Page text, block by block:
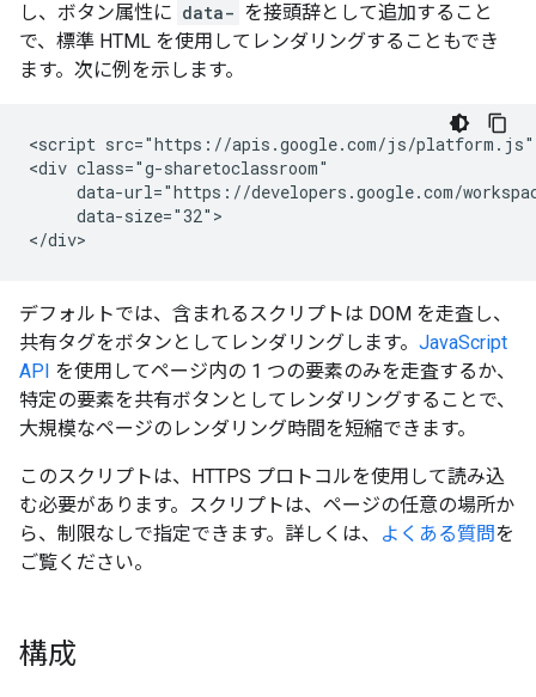
し、ボタン属性に data- を接頭辞として追加すること
で、標準 HTML を使用してレンダリングすることもでき
ます。次に例を示します。
<script src="https://apis.google.com/js/platform.js"
<div class="g-sharetoclassroom"
data-url="https://developers.google.com/
     data-size="32">
デフォルトでは、含まれるスクリプトは DOM を走査し、
共有タグをボタンとしてレンダリングします。 JavaScript
API を使用してページ内の 1 つの要素のみを走査するか、
特定の要素を共有ボタンとしてレンダリングすることで、
大規模なページのレンダリング時間を短縮できます。
このスクリプトは、HTTPS プロトコルを使用して読み込
む必要があります。スクリプトは、ページの任意の場所か
ら、制限なしで指定できます。詳しくは、
よくある質問を
ご覧ください。
構成